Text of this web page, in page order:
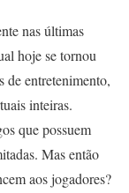
nas últimas
hoje se tornou
de entretenimento,
inteiras.
que possuem
Mas então
aos jogadores?